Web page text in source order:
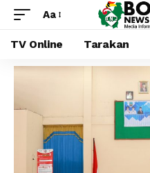
Aa
TV Online Tarakan